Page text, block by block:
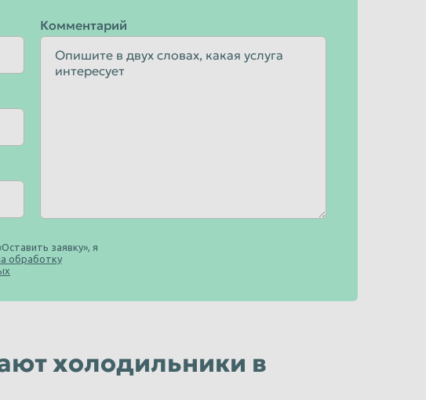
Комментарий
заявку», я
обработку
холодильники в